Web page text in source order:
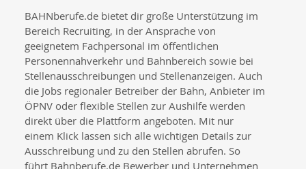
BAHNberufe.de bietet dir große Unterstützung im
Bereich Recruiting, in der Ansprache von
geeignetem Fachpersonal im öffentlichen
Personennahverkehr und Bahnbereich sowie bei
Stellenausschreibungen und Stellenanzeigen. Auch
die Jobs regionaler Betreiber der Bahn, Anbieter im
ÖPNV oder flexible Stellen zur Aushilfe werden
direkt über die Plattform angeboten. Mit nur
einem Klick lassen sich alle wichtigen Details zur
Ausschreibung und zu den Stellen abrufen. So
führt Bahnberufe.de Bewerber und Unternehmen